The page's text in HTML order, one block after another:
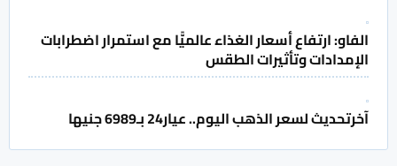
الفاو: ارتفاع أسعار الغذاء عالميًّا مع استمرار اضطرابات
الإمدادات وتأثيرات الطقس
آخرتحديث لسعر الذهب اليوم.. عيار24 بـ6989 جنيها